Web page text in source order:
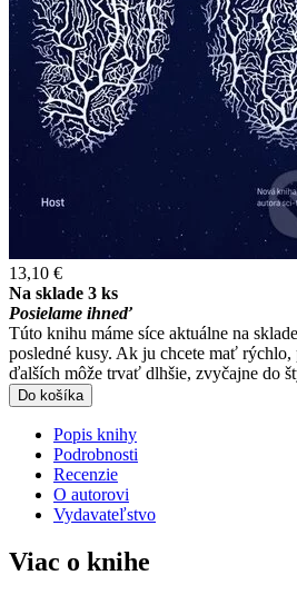
13,10 €
Na sklade 3 ks
Posielame ihneď
Túto knihu máme síce aktuálne na
posledné kusy. Ak ju chcete mať
ďalších môže trvať dlhšie, zvyčajne do
Do košíka
Popis knihy
Podrobnosti
Recenzie
O autorovi
Vydavateľstvo
Viac o knihe